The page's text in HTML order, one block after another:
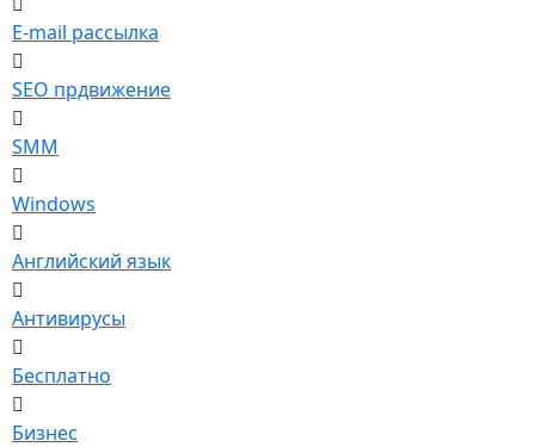
E-mail рассылка
SEO прдвижение
SMM
Windows
Английский язык
Антивирусы
Бесплатно
Бизнес